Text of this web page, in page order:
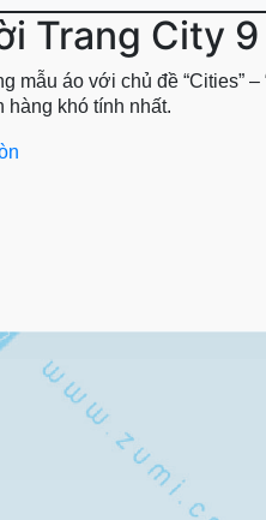
Trang City 9
mẫu áo với chủ đề “Cities”
hàng khó tính nhất.